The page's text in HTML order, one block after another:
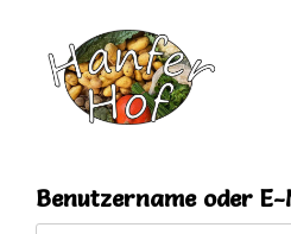
Benutzername oder